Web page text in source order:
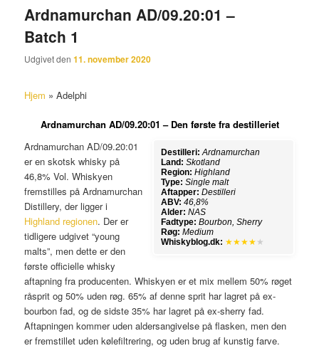
Ardnamurchan AD/09.20:01 –
Batch 1
Udgivet den11. november 2020
Hjem »Adelphi
Ardnamurchan AD/09.20:01 – Den første fra destilleriet
Destilleri: Ardnamurchan
Land: Skotland
Region: Highland
Type: Single malt
Aftapper: Destilleri
ABV: 46,8%
Alder: NAS
Fadtype: Bourbon, Sherry
Røg: Medium
Whiskyblog.dk: ★★★★ ★
Ardnamurchan AD/09.20:01
er en skotsk whisky på
46,8% Vol. Whiskyen
fremstilles på Ardnamurchan
Distillery, der ligger i
Highland regionen. Der er
tidligere udgivet “young
malts”, men dette er den
første officielle whisky
aftapning fra producenten. Whiskyen er et mix mellem 50% røget
råsprit og 50% uden røg. 65% af denne sprit har lagret på ex-
bourbon fad, og de sidste 35% har lagret på ex-sherry fad.
Aftapningen kommer uden aldersangivelse på flasken, men den
er fremstillet uden kølefiltrering, og uden brug af kunstig farve.